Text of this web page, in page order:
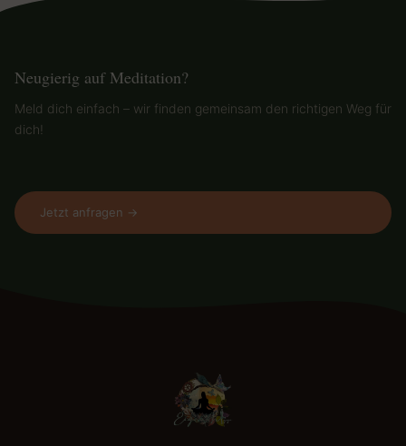
Neugierig auf Meditation?
Meld dich einfach – wir finden gemeinsam den richtigen Weg für
dich!
Jetzt anfragen →